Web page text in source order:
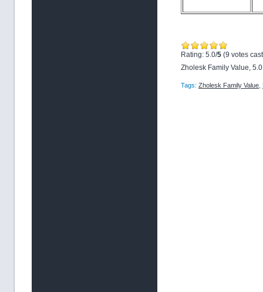
Rating: 5.0/5 (9 votes
Zholesk Family Value, 5.0
Tags: Zholesk Family Value